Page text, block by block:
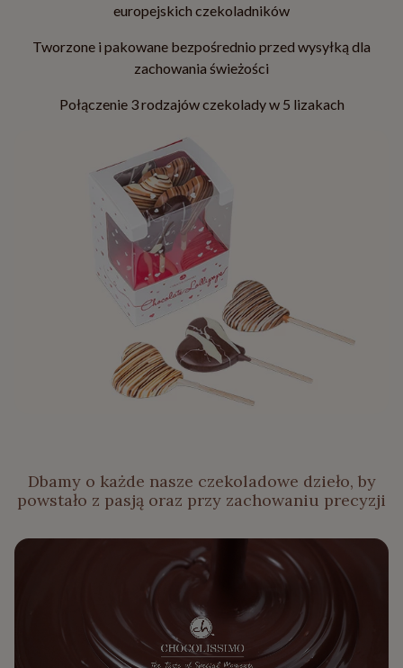
europejskich czekoladników
Tworzone i pakowane bezpośrednio przed wysyłką dla
zachowania świeżości
Połączenie 3 rodzajów czekolady w 5 lizakach
Dbamy o każde nasze czekoladowe dzieło, by
powstało z pasją oraz przy zachowaniu precyzji